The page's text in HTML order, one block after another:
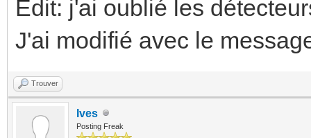
Edit: j'ai oublié les
J'ai modifié avec le
Trouver
Ives
Posting Freak